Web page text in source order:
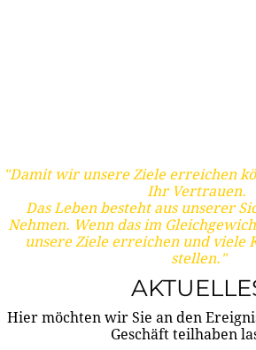
"Damit wir unsere Ziele erreichen
Ihr Vertrauen.
Das Leben besteht aus unserer
Nehmen. Wenn das im
unsere Ziele erreichen und viele
stellen."
Hier möchten wir Sie an den
Geschäft teilhaben